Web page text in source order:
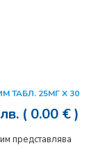
ТАБЛ. 25МГ Х 30
лв. ( 0.00 € )
представлява